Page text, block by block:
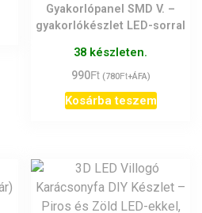
Gyakorlópanel SMD V. –
gyakorlókészlet LED-sorral
38 készleten.
990Ft (780Ft+ÁFA)
Kosárba teszem